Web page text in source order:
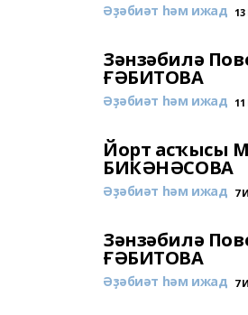
Әҙәбиәт һәм ижад
Зәнзәбилә
ҒӘБИТОВА
Әҙәбиәт һәм ижад
Йорт асҡысы
БИКӘНӘСОВА
Әҙәбиәт һәм ижад 7
Зәнзәбилә
ҒӘБИТОВА
Әҙәбиәт һәм ижад 7